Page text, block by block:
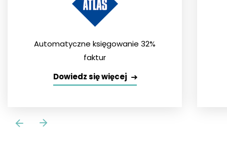
Automatyczne księgowanie 32%
faktur
Dowiedz się więcej